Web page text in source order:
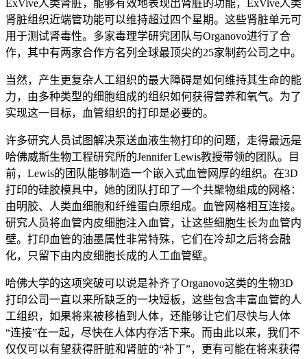
ExVive人类肾脏，能够有效地表现出肾脏的功能，ExVive人类
肾脏组织近端管功能可以维持超过四个星期。这些肾脏单元可
用于测试肾毒性。多家毒理学研究团队与Organovo进行了合
作，其中有两家合作方名列全球最顶尖的25家制药公司之中。
当然，产生更复杂人工组织的最大障碍是如何维持其生命的能
力，由多种类型的细胞组成的组织如何获得营养和氧气。为了
实现这一目标，血管组织的打印是必要的。
许多研究人员试图解决泵送血液生物打印的问题，走得最远是
哈佛威斯生物工程研究所的Jennifer Lewis教授带领的团队。目
前，Lewis的团队能够制造一个嵌入式血管网厚的组织。在3D
打印的硅胶模具中，她的团队打印了一个共聚物组成的网格：
由明胶、人类血细胞和纤维蛋白原组成。血管网格相互连接。
研究人员将血管内皮细胞注入血管，让这些细胞生长为血管内
壁。打印血管的油墨属性非常特殊，它们在冷却之后将会融
化，只留下由内皮细胞长成的人工血管壁。
哈佛大学的这项突破可以说是补齐了Organovo这类的生物3D
打印公司一直以来所缺乏的一块短板，这些包含丰富血管的人
工组织，如果将来被移植到人体，还能够让它们尽快与人体
“连接”在一起，尽快在人体内存活下来。而由此以来，我们不
仅仅可以有望获得肝脏和肾脏的“补丁”，更有可能在将来获得